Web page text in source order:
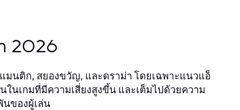
2026
นติก, สยองขวัญ, และดราม่า โดยเฉพาะแนวแอ็
นเกมที่มีความเสี่ยงสูงขึ้น และเต็มไปด้วยความ
ของผู้เล่น